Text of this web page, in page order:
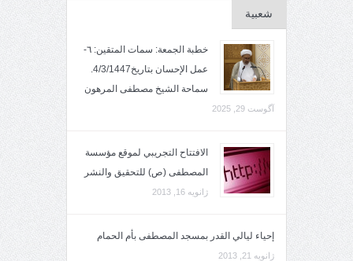
شعبية
خطبة الجمعة: سمات المتقين: ٦-
عمل الإحسان بتاريخ4/3/1447.
سماحة الشيخ مصطفى المرهون
آگوست 29, 2025
الافتتاح التجريبي لموقع مؤسسة
المصطفى (ص) للتحقيق والنشر
ژانویه 16, 2013
إحياء ليالي القدر بمسجد المصطفى بأم الحمام
ژانویه 21, 2013